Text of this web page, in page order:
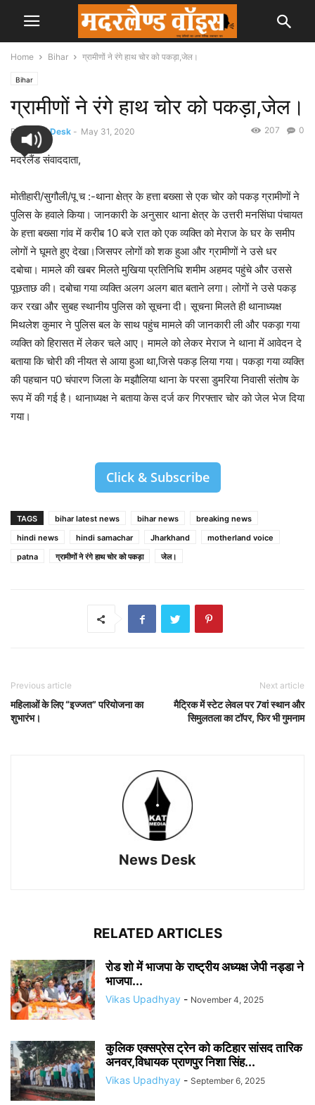
Home Bihar ग्रामीणों ने रंगे हाथ चोर को पकड़ा,जेल।
Bihar
ग्रामीणों ने रंगे हाथ चोर को पकड़ा,जेल।
By News Desk - May 31, 2020 0
207
मदरलैंड संवाददाता,
मोतीहारी/सुगौली/पू च :-थाना क्षेत्र के हत्ता बख्सा से एक चोर को पकड़ ग्रामीणों ने
पुलिस के हवाले किया। जानकारी के अनुसार थाना क्षेत्र के उत्तरी मनसिंघा पंचायत
के हत्ता बख्सा गांव में करीब 10 बजे रात को एक व्यक्ति को मेराज के घर के समीप
लोगों ने घूमते हुए देखा।जिसपर लोगों को शक हुआ और ग्रामीणों ने उसे धर
दबोचा। मामले की खबर मिलते मुखिया प्रतिनिधि शमीम अहमद पहुंचे और उससे
पूछताछ की। दबोचा गया व्यक्ति अलग अलग बात बताने लगा। लोगों ने उसे पकड़
कर रखा और सुबह स्थानीय पुलिस को सूचना दी। सूचना मिलते ही थानाध्यक्ष
मिथलेश कुमार ने पुलिस बल के साथ पहुंच मामले की जानकारी ली और पकड़ा गया
व्यक्ति को हिरासत में लेकर चले आए। मामले को लेकर मेराज ने थाना में आवेदन दे
बताया कि चोरी की नीयत से आया हुआ था,जिसे पकड़ लिया गया। पकड़ा गया व्यक्ति
की पहचान प0 चंपारण जिला के मझौलिया थाना के परसा डुमरिया निवासी संतोष के
रूप में की गई है। थानाध्यक्ष ने बताया केस दर्ज कर गिरफ्तार चोर को जेल भेज दिया
गया।
Click & Subscribe
TAGS bihar latest news bihar news
breaking news
hindi news
hindi samachar Jharkhand
motherland voice
patna
ग्रामीणों ने रंगे हाथ चोर को पकड़ा जेल।
Previous article
महिलाओं के लिए “इज्जत” परियोजना का
शुभारंभ।
Next article
मैट्रिक में स्टेट लेवल पर 7वां स्थान और
सिमुलतला का टॉपर, फिर भी गुमनाम
News Desk
RELATED ARTICLES
रोड शो में भाजपा के राष्ट्रीय अध्यक्ष जेपी नड्डा ने
भाजपा...
Vikas Upadhyay - November 4, 2025
कुलिक एक्सप्रेस ट्रेन को कटिहार सांसद तारिक
अनवर,विधायक प्राणपुर निशा सिंह...
Vikas Upadhyay - September 6, 2025